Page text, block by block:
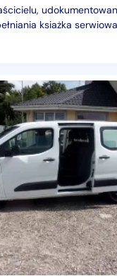
ksiażka
właściciel